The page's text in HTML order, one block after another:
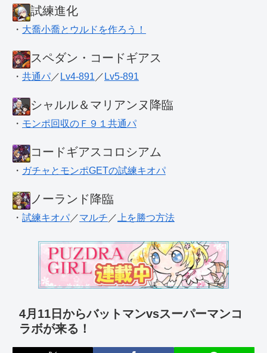
試練進化
・ 大喬小喬とウルドを作ろう！
スペダン・コードギアス
・ 共通パ ／ Lv4-891 ／ Lv5-891
シャルル＆マリアンヌ降臨
・ モンポ回収のＦ９１共通パ
コードギアスコロシアム
・ ガチャとモンポGETの試練キオパ
ノーランド降臨
・ 試練キオパ ／マルチ ／ 上を勝つ方法
4月11日からバットマンvsスーパーマンコ
ラボが来る！